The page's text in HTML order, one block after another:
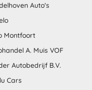
Auto's
Montfoort
A. Muis VOF
Autobedrijf B.V.
Cars